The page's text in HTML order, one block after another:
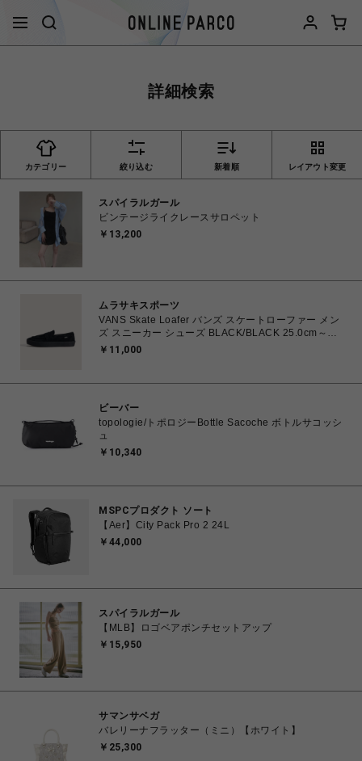
詳細検索
カテゴリー 絞り込む 新着順 レイアウト変更
スパイラルガール
ビンテージライクレースサロペット
￥13,200
ムラサキスポーツ
VANS Skate Loafer バンズ スケートローファー メン
ズ スニーカー シューズ BLACK/BLACK 25.0cm～
29.0cm VN000VA6BKA 0198266309118 【送料無料
￥11,000
ビーバー
topologie/トポロジーBottle Sacoche ボトルサコッシ
ュ
￥10,340
MSPCプロダクト ソート
【Aer】City Pack Pro 2 24L
￥44,000
スパイラルガール
【MLB】ロゴベアポンチセットアップ
￥15,950
サマンサベガ
バレリーナフラッター（ミニ）【ホワイト】
￥25,300